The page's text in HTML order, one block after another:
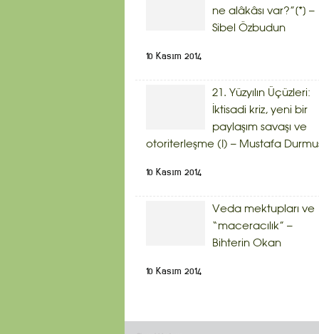
ne alâkâsı var?”[*] –
Sibel Özbudun
10 Kasım 2014
21. Yüzyılın Üçüzleri:
İktisadi kriz, yeni bir
paylaşım savaşı ve
otoriterleşme (I) – Mustafa
10 Kasım 2014
Veda mektupları ve
“maceracılık” –
Bihterin Okan
10 Kasım 2014